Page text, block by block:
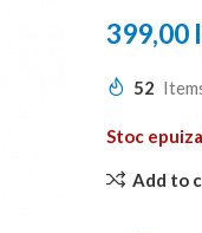
399,00
52
Stoc
Add to